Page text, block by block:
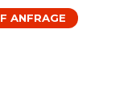
ANFRAGE